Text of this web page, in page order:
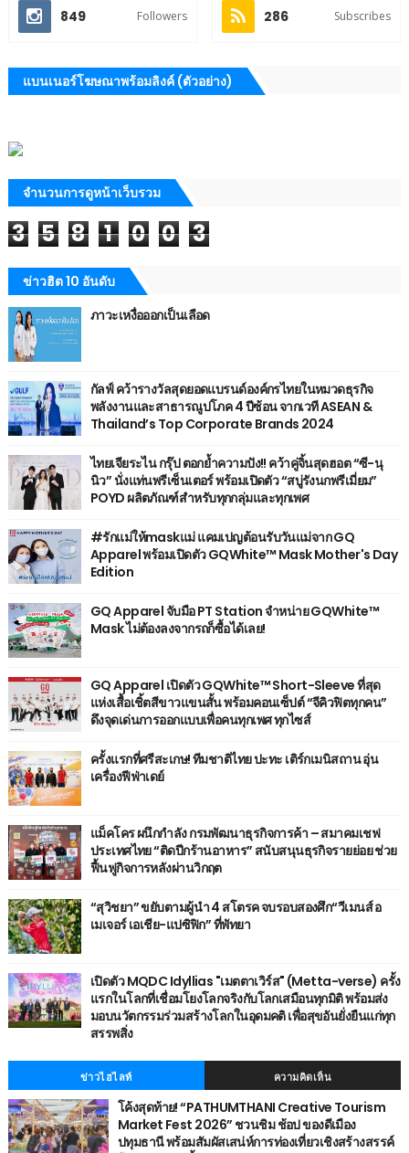
849 Followers 286 Subscribes
แบนเนอร์โฆษณาพร้อมลิงค์ (ตัวอย่าง)
จำนวนการดูหน้าเว็บรวม
3 5 8 1 0 0 3
ข่าวฮิต 10 อันดับ
ภาวะเหงื่อออกเป็นเลือด
กัลฟ์ คว้ารางวัลสุดยอดแบรนด์องค์กรไทยในหมวดธุรกิจ
พลังงานและสาธารณูปโภค 4 ปีซ้อน จากเวที ASEAN &
Thailand’s Top Corporate Brands 2024
ไทยเจียระไน กรุ๊ป ตอกย้ำความปัง!! คว้าคู่จิ้นสุดฮอต “ซี-นุ
นิว” นั่งแท่นพรีเซ็นเตอร์ พร้อมเปิดตัว “สบู่รังนกพรีเมี่ยม”
POYD ผลิตภัณฑ์สำหรับทุกกลุ่มและทุกเพศ
#รักแม่ให้maskแม่ แคมเปญต้อนรับวันแม่จาก GQ
Apparel พร้อมเปิดตัว GQWhite™ Mask Mother's Day
Edition
GQ Apparel จับมือ PT Station จำหน่าย GQWhite™
Mask ไม่ต้องลงจากรถก็ซื้อได้เลย!
GQ Apparel เปิดตัว GQWhite™ Short-Sleeve ที่สุด
แห่งเสื้อเชิ้ตสีขาวแขนสั้น พร้อมคอนเซ็ปต์ “จีคิวฟิตทุกคน”
ดึงจุดเด่นการออกแบบเพื่อคนทุกเพศ ทุกไซส์
ครั้งแรกที่ศรีสะเกษ! ทีมชาติไทย ปะทะ เติร์กเมนิสถาน อุ่น
เครื่องฟีฟ่าเดย์
แม็คโคร ผนึกกำลัง กรมพัฒนาธุรกิจการค้า – สมาคมเชฟ
ประเทศไทย “ติดปีกร้านอาหาร” สนับสนุนธุรกิจรายย่อย ช่วย
ฟื้นฟูกิจการหลังผ่านวิกฤต
“สุวิชยา” ขยับตามผู้นำ 4 สโตรค จบรอบสองศึก“วีเมนส์ อ
เมเจอร์ เอเชีย-แปซิฟิก” ที่พัทยา
เปิดตัว MQDC Idyllias "เมตตาเวิร์ส" (Metta-verse) ครั้ง
แรกในโลกที่เชื่อมโยงโลกจริงกับโลกเสมือนทุกมิติ พร้อมส่ง
มอบนวัตกรรมร่วมสร้างโลกในอุดมคติ เพื่อสุขอันยั่งยืนแก่ทุก
สรรพสิ่ง
ข่าวไฮไลท์ ความคิดเห็น
โค้งสุดท้าย! “PATHUMTHANI Creative Tourism
Market Fest 2026” ชวนชิม ช้อป ของดีเมือง
ปทุมธานี พร้อมสัมผัสเสน่ห์การท่องเที่ยวเชิงสร้างสรรค์